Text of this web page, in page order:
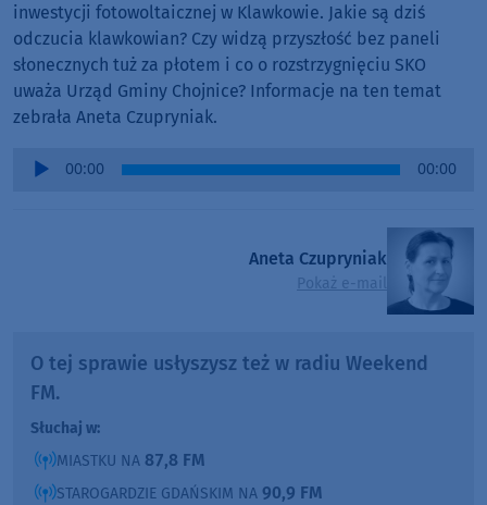
inwestycji fotowoltaicznej w Klawkowie. Jakie są dziś
odczucia klawkowian? Czy widzą przyszłość bez paneli
słonecznych tuż za płotem i co o rozstrzygnięciu SKO
uważa Urząd Gminy Chojnice? Informacje na ten temat
zebrała Aneta Czupryniak.
Audio
00:00 00:00
Aneta Czupryniak
Pokaż e-mail
O tej sprawie usłyszysz też w radiu Weekend
FM.
Słuchaj w:
MIASTKU NA 87,8 FM
STAROGARDZIE GDAŃSKIM NA 90,9 FM